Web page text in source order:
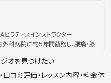
ラティスインストラクター
科病院に約5年間勤務し、腰痛・膝
なピラティス資格団体「Peak
得し、指導歴は通算5年に及ぶ。現
オを見つけたい」
コミ評価・レッスン内容・料金体